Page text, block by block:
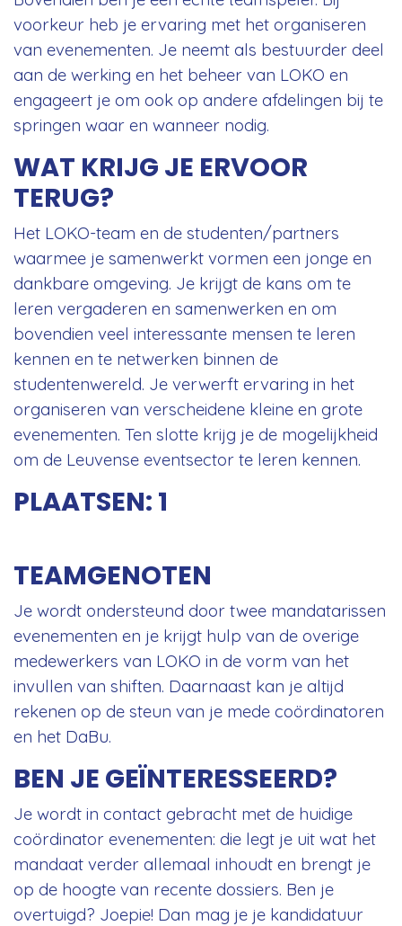
voorkeur heb je ervaring met het organiseren
van evenementen. Je neemt als bestuurder deel
aan de werking en het beheer van LOKO en
engageert je om ook op andere afdelingen bij te
springen waar en wanneer nodig.
WAT KRIJG JE ERVOOR
TERUG?
Het LOKO-team en de studenten/partners
waarmee je samenwerkt vormen een jonge en
dankbare omgeving. Je krijgt de kans om te
leren vergaderen en samenwerken en om
bovendien veel interessante mensen te leren
kennen en te netwerken binnen de
studentenwereld. Je verwerft ervaring in het
organiseren van verscheidene kleine en grote
evenementen. Ten slotte krijg je de mogelijkheid
om de Leuvense eventsector te leren kennen.
PLAATSEN: 1
TEAMGENOTEN
Je wordt ondersteund door twee mandatarissen
evenementen en je krijgt hulp van de overige
medewerkers van LOKO in de vorm van het
invullen van shiften. Daarnaast kan je altijd
rekenen op de steun van je mede coördinatoren
en het DaBu.
BEN JE GEÏNTERESSEERD?
Je wordt in contact gebracht met de huidige
coördinator evenementen: die legt je uit wat het
mandaat verder allemaal inhoudt en brengt je
op de hoogte van recente dossiers. Ben je
overtuigd? Joepie! Dan mag je je kandidatuur